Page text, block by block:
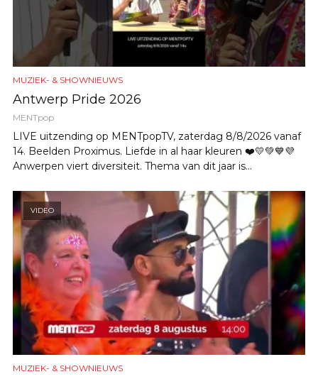
MUZIEK- & SHOWNIEUWS
Antwerp Pride 2026
MENTpop
LIVE uitzending op MENTpopTV, zaterdag 8/8/2026 vanaf
14. Beelden Proximus. Liefde in al haar kleuren ❤️💛💚💙💜
Anwerpen viert diversiteit. Thema van dit jaar is...
VIDEO
MUZIEK- & SHOWNIEUWS